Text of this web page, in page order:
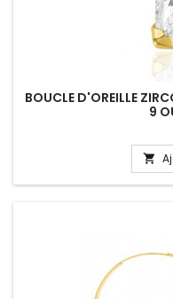
BOUCLE D'OREILLE
9
